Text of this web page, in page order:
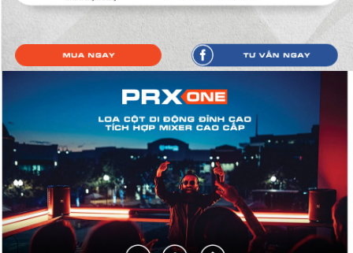
Mua ngay Tư vấn ngay